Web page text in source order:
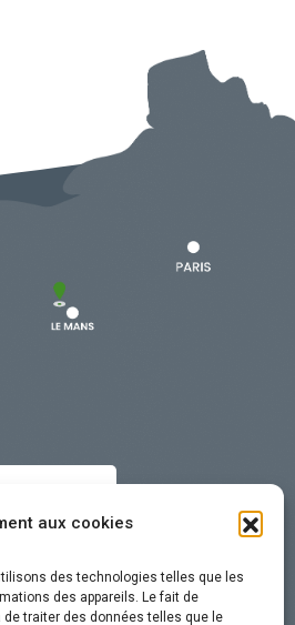
aux cookies
des technologies telles que les
des appareils. Le fait de
traiter des données telles que le